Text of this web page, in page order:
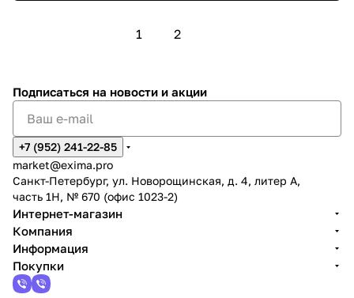
1 2
Подписаться на новости и акции
+7 (952) 241-22-85
market@exima.pro
Санкт-Петербург, ул. Новорощинская, д. 4, литер А,
часть 1Н, № 670 (офис 1023-2)
Интернет-магазин
Компания
Информация
Покупки